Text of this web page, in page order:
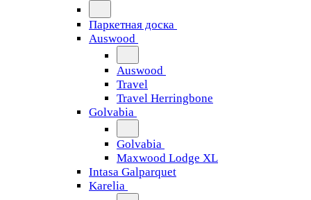
Паркетная доска
Auswood
Auswood
Travel
Travel Herringbone
Golvabia
Golvabia
Maxwood Lodge XL
Intasa Galparquet
Karelia